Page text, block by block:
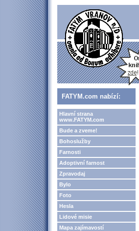
FATYM.com nabízí:
Hlavní strana
www.FATYM.com
Bude a zveme!
Bohoslužby
Farnosti
Adoptivní farnost
Zpravodaj
Bylo
Foto
Hesla
Lidové misie
Mapa zajímavostí